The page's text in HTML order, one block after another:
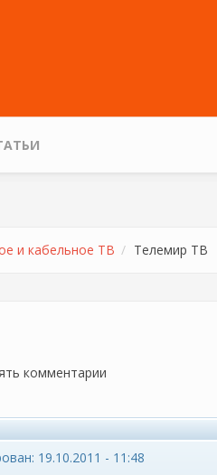
и кабельное ТВ Телемир ТВ
комментарии
19.10.2011 - 11:48